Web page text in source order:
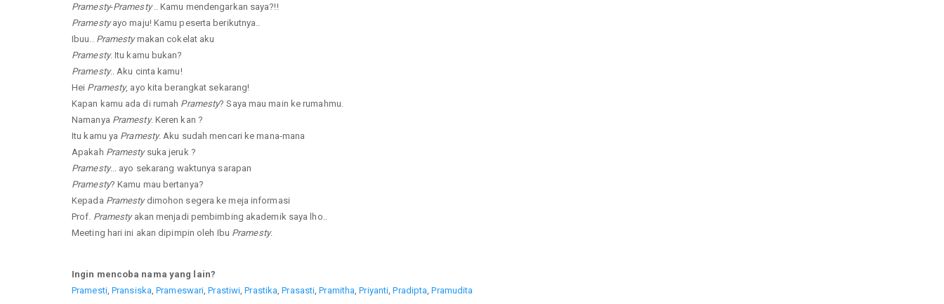
Pramesty-Pramesty.. Kamu mendengarkan saya?!!
Pramestyayo maju! Kamu peserta berikutnya..
Ibuu.. Pramestymakan cokelat aku
Pramesty. Itu kamu bukan?
Pramesty.. Aku cinta kamu!
Hei Pramesty, ayo kita berangkat sekarang!
Kapan kamu ada di rumah Pramesty? Saya mau main ke rumahmu.
Namanya Pramesty. Keren kan ?
Itu kamu ya Pramesty. Aku sudah mencari ke mana-mana
Apakah Pramestysuka jeruk ?
Pramesty... ayo sekarang waktunya sarapan
Pramesty? Kamu mau bertanya?
Kepada Pramestydimohon segera ke meja informasi
Prof. Pramestyakan menjadi pembimbing akademik saya lho..
Meeting hari ini akan dipimpin oleh Ibu Pramesty.
Ingin mencoba nama yang lain?
Pramesti,Pransiska ,Prameswari ,Prastiwi ,Prastika ,Prasasti ,Pramitha ,Priyanti ,Pradipta ,Pramudita